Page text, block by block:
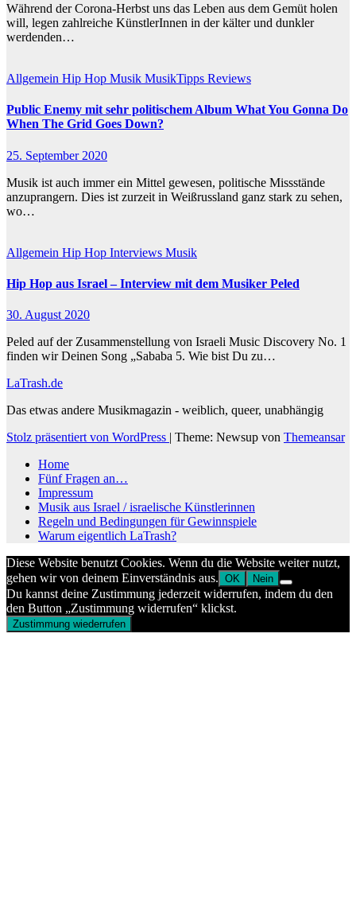
Während der Corona-Herbst uns das Leben aus dem Gemüt holen
will, legen zahlreiche KünstlerInnen in der kälter und dunkler
werdenden…
Allgemein Hip Hop Musik MusikTipps Reviews
Public Enemy mit sehr politischem Album What You Gonna Do
When The Grid Goes Down?
25. September 2020
Musik ist auch immer ein Mittel gewesen, politische Missstände
anzuprangern. Dies ist zurzeit in Weißrussland ganz stark zu sehen,
wo…
Allgemein Hip Hop Interviews Musik
Hip Hop aus Israel – Interview mit dem Musiker Peled
30. August 2020
Peled auf der Zusammenstellung von Israeli Music Discovery No. 1
finden wir Deinen Song „Sababa 5. Wie bist Du zu…
LaTrash.de
Das etwas andere Musikmagazin - weiblich, queer, unabhängig
Stolz präsentiert von WordPress | Theme: Newsup von Themeansar
Home
Fünf Fragen an…
Impressum
Musik aus Israel / israelische Künstlerinnen
Regeln und Bedingungen für Gewinnspiele
Warum eigentlich LaTrash?
Diese Website benutzt Cookies. Wenn du die Website weiter nutzt,
gehen wir von deinem Einverständnis aus. OK Nein
Du kannst deine Zustimmung jederzeit widerrufen, indem du den
den Button „Zustimmung widerrufen“ klickst.
Zustimmung wiederrufen